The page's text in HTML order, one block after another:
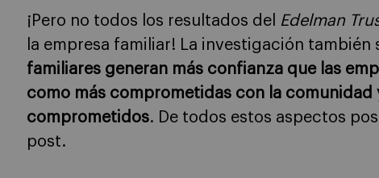
¡Pero no todos los resultados del Edelman
la empresa familiar! La investigación también
familiares generan más confianza que las
como más comprometidas con la
comprometidos. De todos estos aspectos
post.